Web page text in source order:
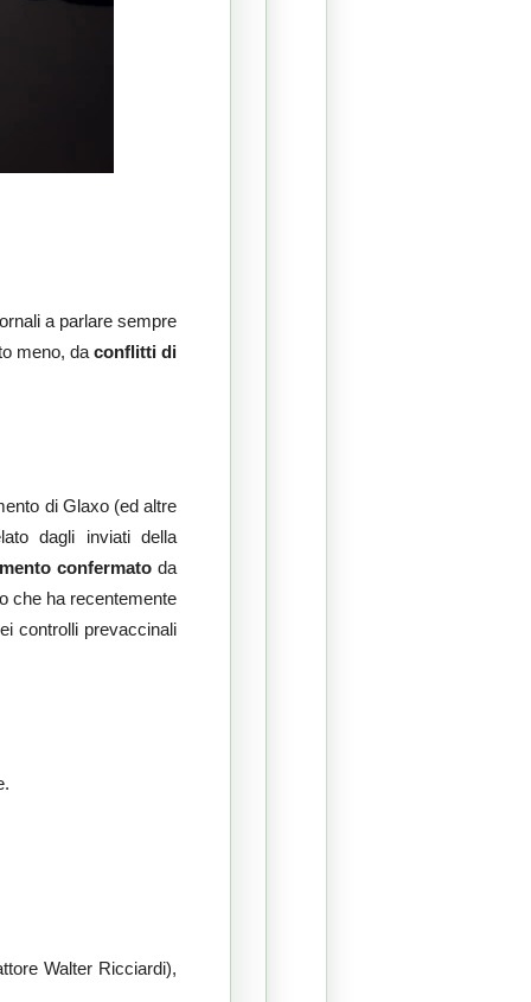
a parlare sempre
meno, daconflitti di
di Glaxo (ed altre
dagli inviati della
confermato da
che ha recentemente
controlli prevaccinali
Walter Ricciardi),